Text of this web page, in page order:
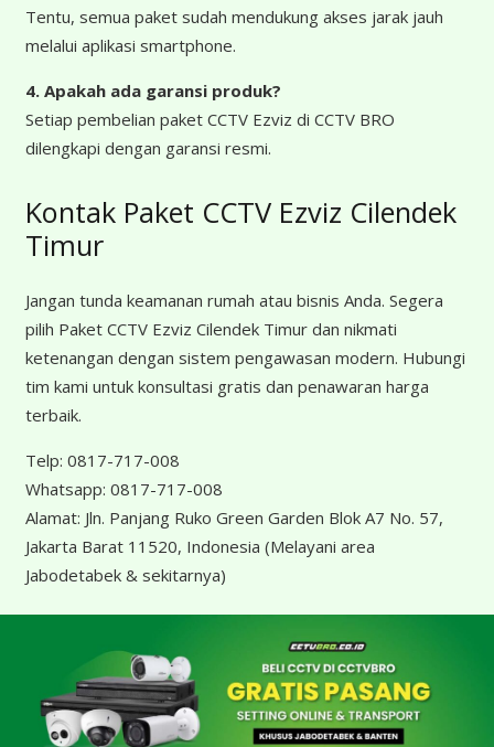
Tentu, semua paket sudah mendukung akses jarak jauh
melalui aplikasi smartphone.
4. Apakah ada garansi produk?
Setiap pembelian paket CCTV Ezviz di CCTV BRO
dilengkapi dengan garansi resmi.
Kontak Paket CCTV Ezviz Cilendek
Timur
Jangan tunda keamanan rumah atau bisnis Anda. Segera
pilih Paket CCTV Ezviz Cilendek Timur dan nikmati
ketenangan dengan sistem pengawasan modern. Hubungi
tim kami untuk konsultasi gratis dan penawaran harga
terbaik.
Telp: 0817-717-008
Whatsapp: 0817-717-008
Alamat: Jln. Panjang Ruko Green Garden Blok A7 No. 57,
Jakarta Barat 11520, Indonesia (Melayani area
Jabodetabek & sekitarnya)